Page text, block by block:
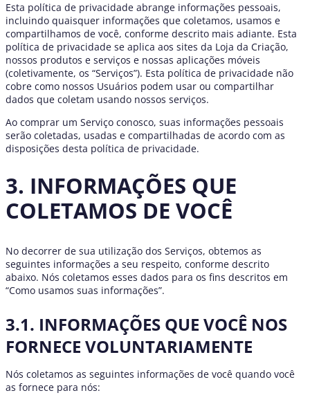
Esta política de privacidade abrange informações pessoais,
incluindo quaisquer informações que coletamos, usamos e
compartilhamos de você, conforme descrito mais adiante. Esta
política de privacidade se aplica aos sites da Loja da Criação,
nossos produtos e serviços e nossas aplicações móveis
(coletivamente, os “Serviços”). Esta política de privacidade não
cobre como nossos Usuários podem usar ou compartilhar
dados que coletam usando nossos serviços.
Ao comprar um Serviço conosco, suas informações pessoais
serão coletadas, usadas e compartilhadas de acordo com as
disposições desta política de privacidade.
3. INFORMAÇÕES QUE
COLETAMOS DE VOCÊ
No decorrer de sua utilização dos Serviços, obtemos as
seguintes informações a seu respeito, conforme descrito
abaixo. Nós coletamos esses dados para os fins descritos em
“Como usamos suas informações”.
3.1. INFORMAÇÕES QUE VOCÊ NOS
FORNECE VOLUNTARIAMENTE
Nós coletamos as seguintes informações de você quando você
as fornece para nós: